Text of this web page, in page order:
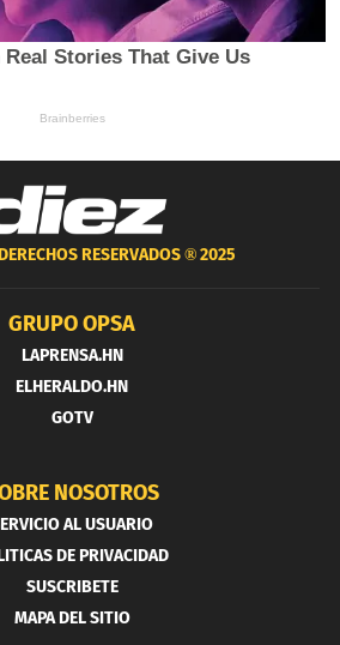
RESERVADOS ®2025
GRUPO OPSA
LAPRENSA.HN
ELHERALDO.HN
GOTV
NOSOTROS
AL USUARIO
DE PRIVACIDAD
SUSCRIBETE
MAPA DEL SITIO